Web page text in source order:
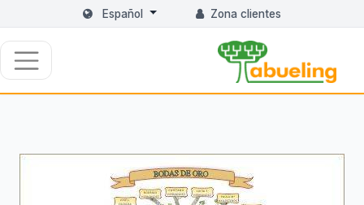
Español Zona clientes